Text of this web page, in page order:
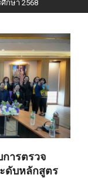
กษา 2568
ารตรวจ
ดับหลักสูตร